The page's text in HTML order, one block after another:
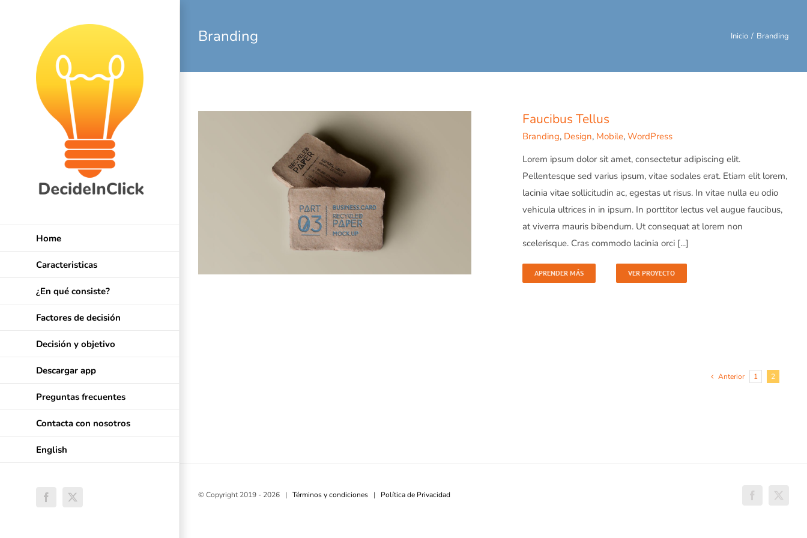
Home
Caracteristicas
¿En qué consiste?
Factores de decisión
Decisión y objetivo
Descargar app
Preguntas frecuentes
Contacta con nosotros
English
Facebook
X
Branding Inicio Branding
Faucibus Tellus
Branding, Design, Mobile, WordPress
Lorem ipsum dolor sit amet, consectetur adipiscing elit.
Pellentesque sed varius ipsum, vitae sodales erat. Etiam elit lorem,
lacinia vitae sollicitudin ac, egestas ut risus. In vitae nulla eu odio
vehicula ultrices in in ipsum. In porttitor lectus vel augue faucibus,
at viverra mauris bibendum. Ut consequat at lorem non
scelerisque. Cras commodo lacinia orci [...]
APRENDER MÁS VER PROYECTO
Anterior 1 2
© Copyright 2019 - 2026 | Términos y condiciones | Política de Privacidad Facebook
X